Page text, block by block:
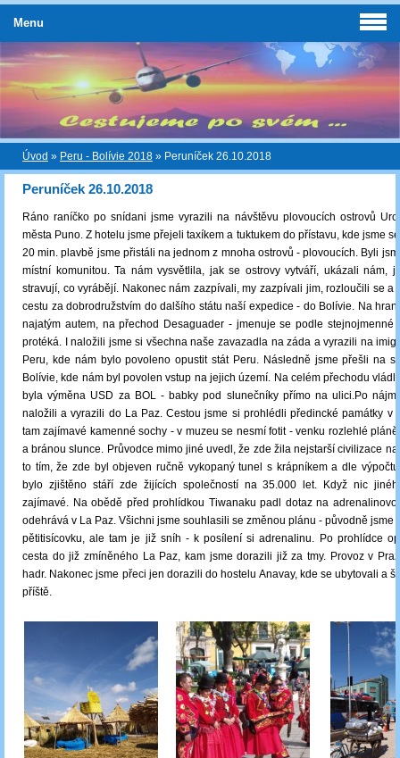
Úvod » Peru - Bolívie 2018 » Peruníček 26.10.2018
Peruníček 26.10.2018
Ráno raníčko po snídani jsme vyrazili na návštěvu plovoucích ostrovů
města Puno. Z hotelu jsme přejeli taxíkem a tuktukem do přístavu, kde jsme
20 min. plavbě jsme přistáli na jednom z mnoha ostrovů - plovoucích. Byli
místní komunitou. Ta nám vysvětlila, jak se ostrovy vytváří, ukázali nám,
stravují, co vyrábějí. Nakonec nám zazpívali, my zazpívali jim, rozloučili se a
cestu za dobrodružstvím do dalšího státu naší expedice - do Bolívie. Na
najatým autem, na přechod Desaguader - jmenuje se podle stejnojmenné
protéká. I naložili jsme si všechna naše zavazadla na záda a vyrazili na
Peru, kde nám bylo povoleno opustit stát Peru. Následně jsme přešli na
Bolívie, kde nám byl povolen vstup na jejich území. Na celém přechodu vládl
byla výměna USD za BOL - babky pod slunečníky přímo na ulici.Po
naložili a vyrazili do La Paz. Cestou jsme si prohlédli předincké památky v
tam zajímavé kamenné sochy - v muzeu se nesmí fotit - venku rozlehlé
a bránou slunce. Průvodce mimo jiné uvedl, že zde žila nejstarší civilizace
to tím, že zde byl objeven ručně vykopaný tunel s krápníkem a dle
bylo zjištěno stáří zde žijících společností na 35.000 let. Když nic
zajímavé. Na obědě před prohlídkou Tiwanaku padl dotaz na
odehrává v La Paz. Všichni jsme souhlasili se změnou plánu - původně jsme
pětitisícovku, ale tam je již sníh - k posílení si adrenalinu. Po prohlídce
cesta do již zmíněného La Paz, kam jsme dorazili již za tmy. Provoz v
hadr. Nakonec jsme přeci jen dorazili do hostelu Anavay, kde se ubytovali a
příště.
Menu